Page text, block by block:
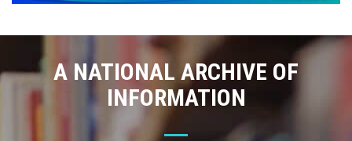
A NATIONAL ARCHIVE OF
INFORMATION